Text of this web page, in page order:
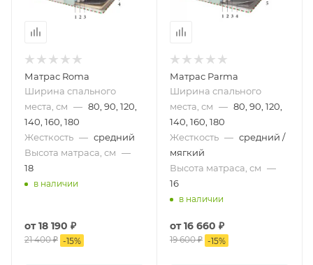
Матрас Roma
Ширина спального
места, см — 80, 90, 120,
140, 160, 180
Жесткость — средний
Высота матраса, см —
18
в наличии
от18 190 ₽
21 400 ₽ -15%
Матрас Parma
Ширина спального
места, см — 80, 90, 120,
140, 160, 180
Жесткость — средний /
мягкий
Высота матраса, см —
16
в наличии
от16 660 ₽
19 600 ₽ -15%